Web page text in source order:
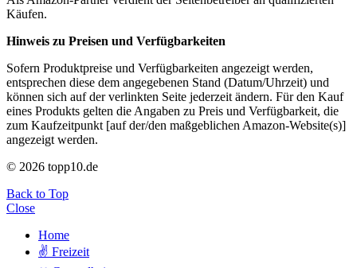
Käufen.
Hinweis zu Preisen und Verfügbarkeiten
Sofern Produktpreise und Verfügbarkeiten angezeigt werden,
entsprechen diese dem angegebenen Stand (Datum/Uhrzeit) und
können sich auf der verlinkten Seite jederzeit ändern. Für den Kauf
eines Produkts gelten die Angaben zu Preis und Verfügbarkeit, die
zum Kaufzeitpunkt [auf der/den maßgeblichen Amazon-Website(s)]
angezeigt werden.
© 2026 topp10.de
Back to Top
Close
Home
✌ Freizeit